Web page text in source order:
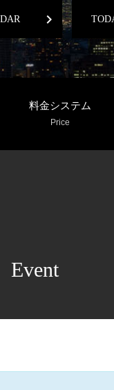
chevron_right
料金システム
Price
Event